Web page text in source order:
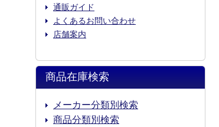
通販ガイド
よくあるお問い合わせ
店舗案内
商品在庫検索
メーカー分類別検索
商品分類別検索